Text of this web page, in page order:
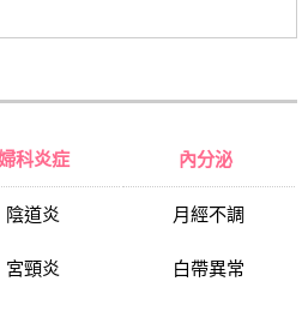
科炎症
陰道炎
宮頸炎
內分泌
月經不調
白帶異常